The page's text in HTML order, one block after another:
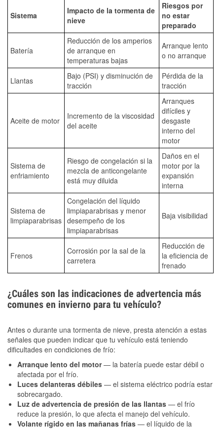
Sistema
Impacto de la tormenta de
nieve
Riesgos por
no estar
preparado
Batería
Reducción de los amperios
de arranque en
temperaturas bajas
Arranque lento
o no arranque
Llantas
Bajo (PSI) y disminución de
tracción
Pérdida de la
tracción
Aceite de motor
Incremento de la viscosidad
del aceite
Arranques
difíciles y
desgaste
interno del
motor
Sistema de
enfriamiento
Riesgo de congelación si la
mezcla de anticongelante
está muy diluida
Daños en el
motor por la
expansión
interna
Sistema de
limpiaparabrisas
Congelación del líquido
limpiaparabrisas y menor
desempeño de los
limpiaparabrisas
Baja visibilidad
Frenos
Corrosión por la sal de la
carretera
Reducción de
la eficiencia de
frenado
¿Cuáles son las indicaciones de advertencia más
comunes en invierno para tu vehículo?
Antes o durante una tormenta de nieve, presta atención a estas
señales que pueden indicar que tu vehículo está teniendo
dificultades en condiciones de frío:
Arranque lento del motor— la batería puede estar débil o
afectada por el frío.
Luces delanteras débiles — el sistema eléctrico podría estar
sobrecargado.
Luz de advertencia de presión de las llantas — el frío
reduce la presión, lo que afecta el manejo del vehículo.
Volante rígido en las mañanas frías — el líquido de la